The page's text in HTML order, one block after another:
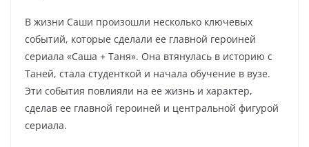
В жизни Саши произошли несколько ключевых
событий, которые сделали ее главной героиней
сериала «Саша + Таня». Она втянулась в историю с
Таней, стала студенткой и начала обучение в вузе.
Эти события повлияли на ее жизнь и характер,
сделав ее главной героиней и центральной фигурой
сериала.